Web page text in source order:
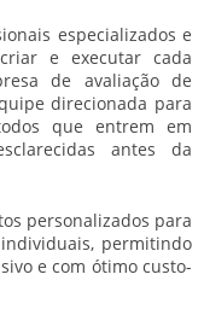
especializados e
e executar cada
de avaliação de
direcionada para
que entrem em
antes da
personalizados para
permitindo
e com ótimo custo-